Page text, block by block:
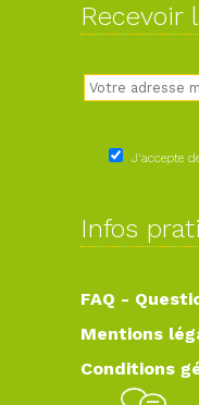
Recevoir
J'accepte
Infos
FAQ -
Mentions
Conditions